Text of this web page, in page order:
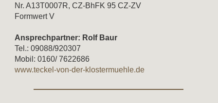
Nr. A13T0007R, CZ-BhFK 95 CZ-ZV
Formwert V
Ansprechpartner: Rolf Baur
Tel.: 09088/920307
Mobil: 0160/ 7622686
www.teckel-von-der-klostermuehle.de